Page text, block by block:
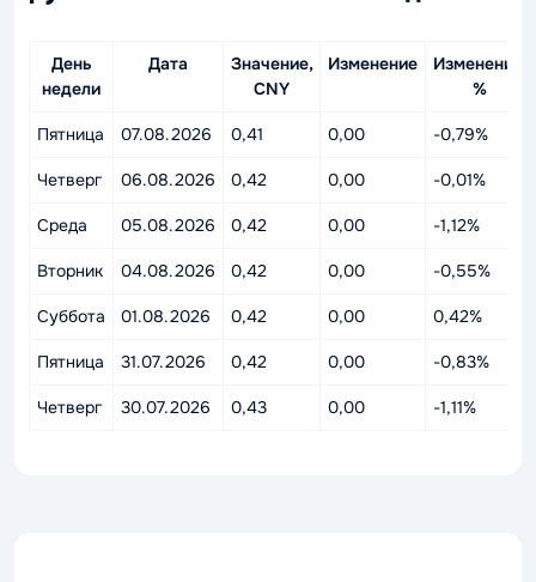
День
недели
Дата
Значение,
CNY
Изменение
Изменение,
%
Пятница 07.08.2026 0,41 0,00 -0,79%
Четверг 06.08.2026 0,42 0,00 -0,01%
Среда 05.08.2026 0,42 0,00 -1,12%
Вторник 04.08.2026 0,42 0,00 -0,55%
Суббота 01.08.2026 0,42 0,00 0,42%
Пятница 31.07.2026 0,42 0,00 -0,83%
Четверг 30.07.2026 0,43 0,00 -1,11%